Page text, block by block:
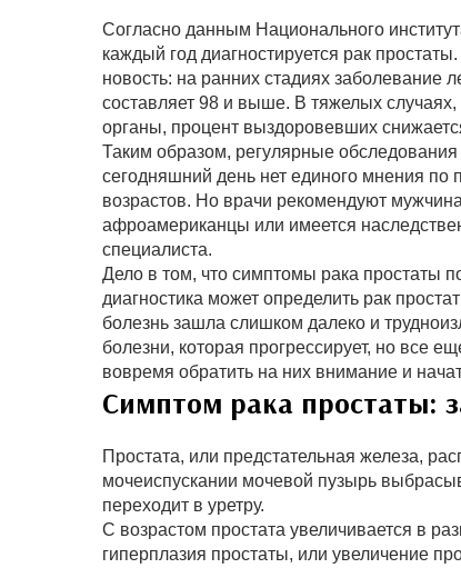
Согласно данным Национального
каждый год диагностируется рак
новость: на ранних стадиях заболевание
составляет 98 и выше. В тяжелых случаях,
органы, процент выздоровевших
Таким образом, регулярные
сегодняшний день нет единого мнения по
возрастов. Но врачи рекомендуют
афроамериканцы или имеется
специалиста.
Дело в том, что симптомы рака простаты
диагностика может определить рак
болезнь зашла слишком далеко и
болезни, которая прогрессирует, но все
вовремя обратить на них внимание и
Симптом рака простаты:
Простата, или предстательная железа,
мочеиспускании мочевой пузырь
переходит в уретру.
С возрастом простата увеличивается в
гиперплазия простаты, или увеличение